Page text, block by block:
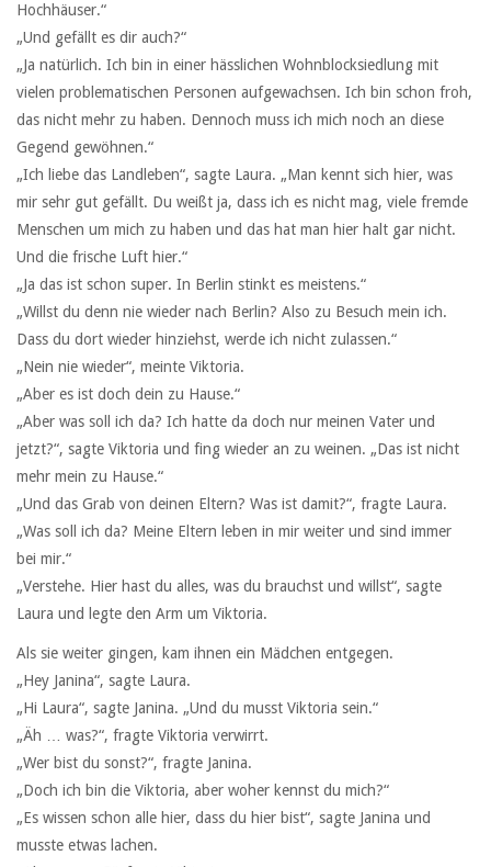
Hochhäuser.“
„Und gefällt es dir auch?“
„Ja natürlich. Ich bin in einer hässlichen Wohnblocksiedlung mit
vielen problematischen Personen aufgewachsen. Ich bin schon froh,
das nicht mehr zu haben. Dennoch muss ich mich noch an diese
Gegend gewöhnen.“
„Ich liebe das Landleben“, sagte Laura. „Man kennt sich hier, was
mir sehr gut gefällt. Du weißt ja, dass ich es nicht mag, viele fremde
Menschen um mich zu haben und das hat man hier halt gar nicht.
Und die frische Luft hier.“
„Ja das ist schon super. In Berlin stinkt es meistens.“
„Willst du denn nie wieder nach Berlin? Also zu Besuch mein ich.
Dass du dort wieder hinziehst, werde ich nicht zulassen.“
„Nein nie wieder“, meinte Viktoria.
„Aber es ist doch dein zu Hause.“
„Aber was soll ich da? Ich hatte da doch nur meinen Vater und
jetzt?“, sagte Viktoria und fing wieder an zu weinen. „Das ist nicht
mehr mein zu Hause.“
„Und das Grab von deinen Eltern? Was ist damit?“, fragte Laura.
„Was soll ich da? Meine Eltern leben in mir weiter und sind immer
bei mir.“
„Verstehe. Hier hast du alles, was du brauchst und willst“, sagte
Laura und legte den Arm um Viktoria.
Als sie weiter gingen, kam ihnen ein Mädchen entgegen.
„Hey Janina“, sagte Laura.
„Hi Laura“, sagte Janina. „Und du musst Viktoria sein.“
„Äh … was?“, fragte Viktoria verwirrt.
„Wer bist du sonst?“, fragte Janina.
„Doch ich bin die Viktoria, aber woher kennst du mich?“
„Es wissen schon alle hier, dass du hier bist“, sagte Janina und
musste etwas lachen.